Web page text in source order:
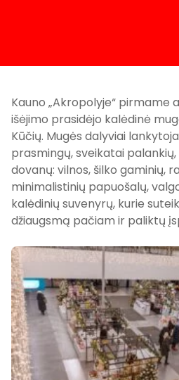
Kauno „Akropolyje“ pirmame
išėjimo prasidėjo kalėdinė
Kūčių. Mugės dalyviai
prasmingų, sveikatai
dovanų: vilnos, šilko gaminių,
minimalistinių papuošalų,
kalėdinių suvenyrų, kurie
džiaugsmą pačiam ir paliktų